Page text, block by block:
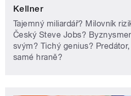
Kellner
Tajemný miliardář? Milovník
Český Steve Jobs?
svým? Tichý genius?
samé hraně?